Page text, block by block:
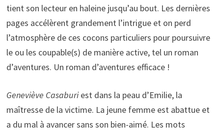
tient son lecteur en haleine jusqu’au bout. Les dernières
pages accélèrent grandement l’intrigue et on perd
l’atmosphère de ces cocons particuliers pour poursuivre
le ou les coupable(s) de manière active, tel un roman
d’aventures. Un roman d’aventures efficace !
Geneviève Casaburiest dans la peau d’Emilie, la
maîtresse de la victime. La jeune femme est abattue et
a du mal à avancer sans son bien-aimé. Les mots